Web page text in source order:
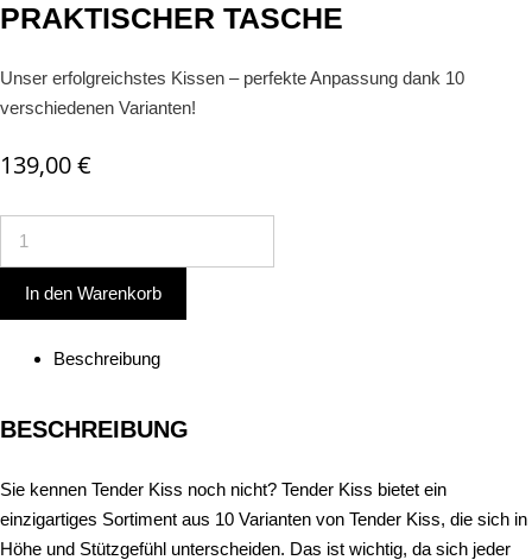
PRAKTISCHER TASCHE
Unser erfolgreichstes Kissen – perfekte Anpassung dank 10
verschiedenen Varianten!
139,00€
LOW
mit
praktischer
In den Warenkorb
Beschreibung
BESCHREIBUNG
Sie kennen Tender Kiss noch nicht? Tender Kiss bietet ein
einzigartiges Sortiment aus 10 Varianten von Tender Kiss, die sich in
Höhe und Stützgefühl unterscheiden. Das ist wichtig, da sich jeder